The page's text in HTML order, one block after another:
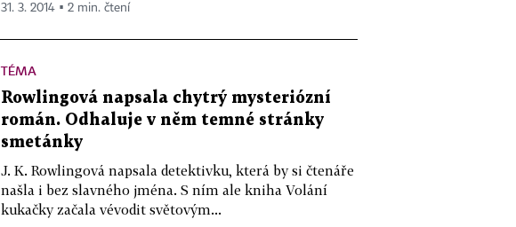
31. 3. 2014 ▪ 2 min. čtení
TÉMA
Rowlingová napsala chytrý mysteriózní
román. Odhaluje v něm temné stránky
smetánky
J. K. Rowlingová napsala detektivku, která by si čtenáře
našla i bez slavného jména. S ním ale kniha Volání
kukačky začala vévodit světovým...